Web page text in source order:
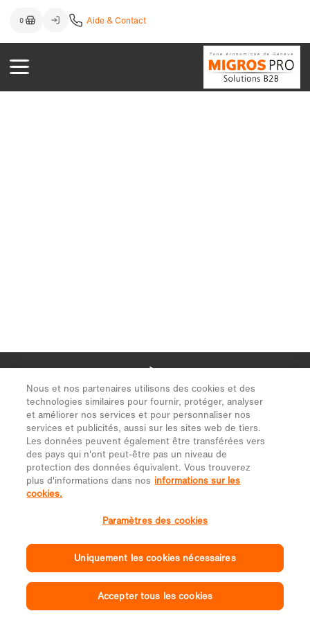
Nous et nos partenaires utilisons des cookies et des
technologies similaires pour fournir, protéger, analyser
et améliorer nos services et pour personnaliser nos
services et publicités, aussi sur les sites web de tiers.
Les données peuvent également être transférées vers
des pays qui n'ont peut-être pas un niveau de
protection des données équivalent. Vous trouverez
plus d'informations dans nos informations sur les
cookies.
Paramètres des cookies
Uniquement les cookies nécessaires
Accepter tous les cookies